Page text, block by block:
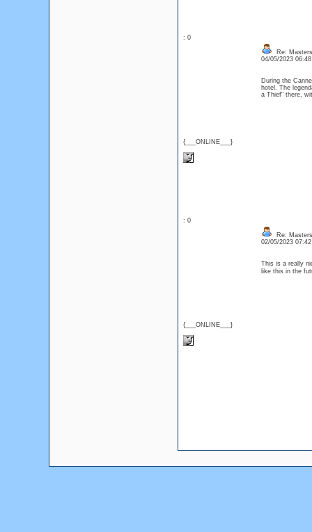
: 0
{___ONLINE___}
Re:
04/05/2023
During the
hotel. The
a Thief" there,
: 0
{___ONLINE___}
Re:
02/05/2023
This is a really
like this in the